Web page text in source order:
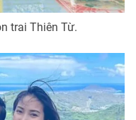
trai Thiên Từ.